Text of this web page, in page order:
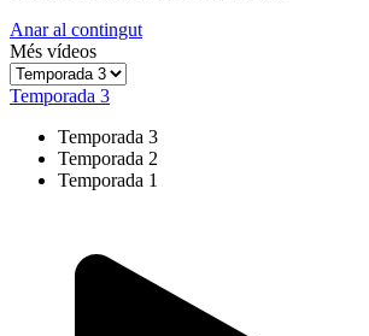
Anar al contingut
Més vídeos
Temporada 3
Temporada 3
Temporada 2
Temporada 1